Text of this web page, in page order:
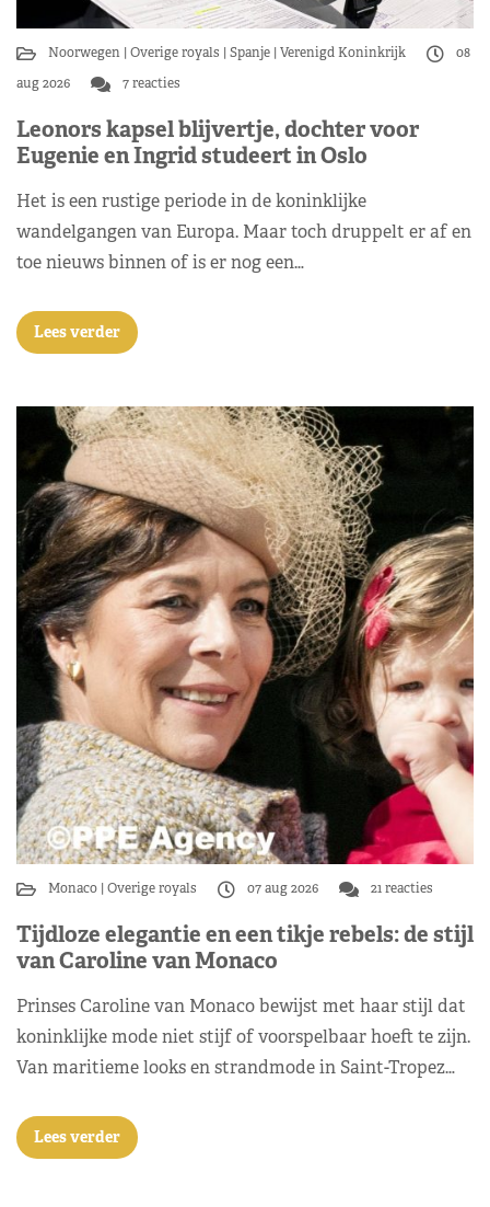
Noorwegen Overige royals Spanje Verenigd Koninkrijk
08
aug 2026
7 reacties
Leonors kapsel blijvertje, dochter voor
Eugenie en Ingrid studeert in Oslo
Het is een rustige periode in de koninklijke
wandelgangen van Europa. Maar toch druppelt er af en
toe nieuws binnen of is er nog een…
Lees verder
Monaco Overige royals 07 aug 2026 21 reacties
Tijdloze elegantie en een tikje rebels: de stijl
van Caroline van Monaco
Prinses Caroline van Monaco bewijst met haar stijl dat
koninklijke mode niet stijf of voorspelbaar hoeft te zijn.
Van maritieme looks en strandmode in Saint-Tropez…
Lees verder